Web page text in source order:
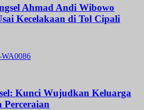
Ahmad Andi Wibowo
Kecelakaan di Tol Cipali
Kunci Wujudkan Keluarga
Perceraian